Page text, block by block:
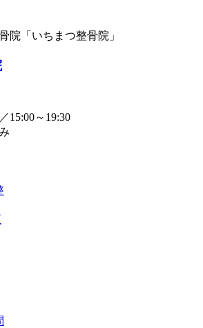
院「いちまつ整骨院」
15:00～19:30